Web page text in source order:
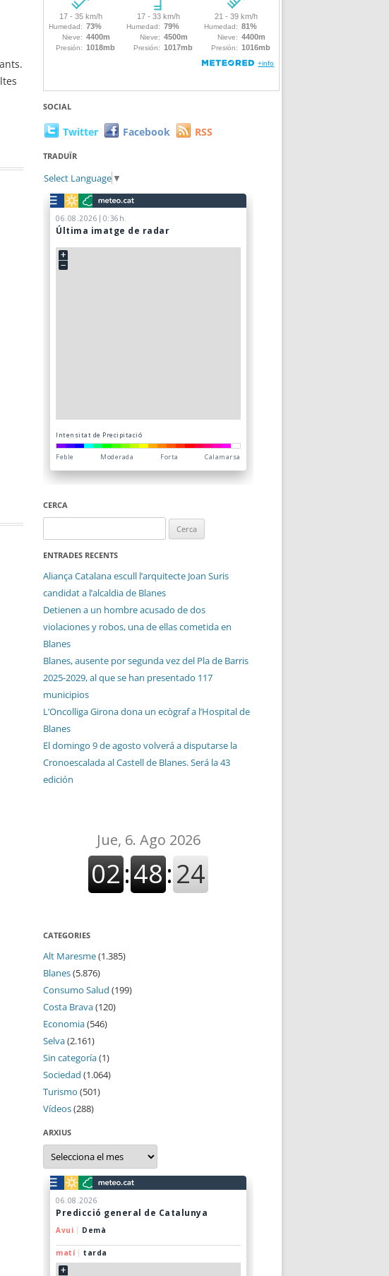
SOCIAL
Twitter Facebook RSS
TRADUÏR
Select Language ▼
CERCA
ENTRADES RECENTS
Aliança Catalana escull l’arquitecte Joan Suris
candidat a l’alcaldia de Blanes
Detienen a un hombre acusado de dos
violaciones y robos, una de ellas cometida en
Blanes
Blanes, ausente por segunda vez del Pla de Barris
2025-2029, al que se han presentado 117
municipios
L’Oncolliga Girona dona un ecògraf a l’Hospital de
Blanes
El domingo 9 de agosto volverá a disputarse la
Cronoescalada al Castell de Blanes. Será la 43
edición
CATEGORIES
Alt Maresme(1.385)
Blanes(5.876)
Consumo Salud (199)
Costa Brava(120)
Economia(546)
Selva(2.161)
Sin categoría(1)
Sociedad (1.064)
Turismo (501)
Vídeos(288)
ARXIUS
Arxius